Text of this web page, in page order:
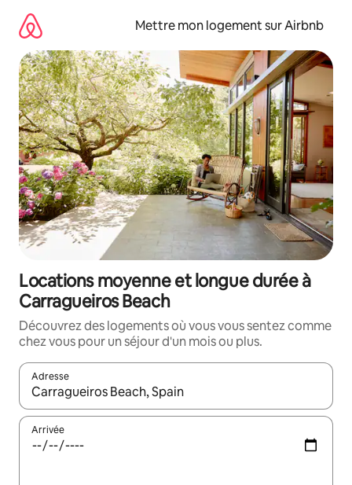
directement
contenu
Mettre mon logement sur Airbnb
Locations moyenne et longue durée à
Carragueiros Beach
Découvrez des logements où vous vous sentez comme
chez vous pour un séjour d'un mois ou plus.
Adresse
Lorsque les résultats s'affichent, utilisez les flèches vers le
Arrivée